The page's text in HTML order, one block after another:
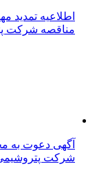
اطلاعیه تمدید
مناقصه شرکت
آگهی دعوت به
شرکت